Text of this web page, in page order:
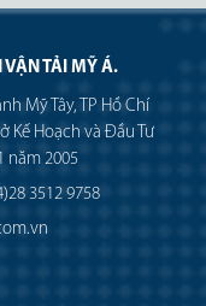
VẬN TẢI MỸ Á.
Mỹ Tây, TP Hồ Chí
Kế Hoạch và Đầu Tư
năm 2005
3512 9758